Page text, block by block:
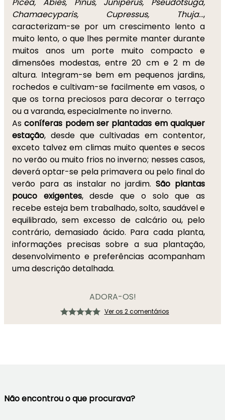
Chamaecyparis, Cupressus, Thuja...,
caracterizam-se por um crescimento lento a
muito lento, o que lhes permite manter durante
muitos anos um porte muito compacto e
dimensões modestas, entre 20 cm e 2 m de
altura. Integram-se bem em pequenos jardins,
rochedos e cultivam-se facilmente em vasos, o
que os torna preciosos para decorar o terraço
ou a varanda, especialmente no inverno.
Asconíferas podem ser plantadas em qualquer
estação, desde que cultivadas em contentor,
exceto talvez em climas muito quentes e secos
no verão ou muito frios no inverno; nesses casos,
deverá optar-se pela primavera ou pelo final do
verão para as instalar no jardim.São plantas
pouco exigentes, desde que o solo que as
recebe esteja bem trabalhado, solto, saudável e
equilibrado, sem excesso de calcário ou, pelo
contrário, demasiado ácido. Para cada planta,
informações precisas sobre a sua plantação,
desenvolvimento e preferências acompanham
uma descrição detalhada.
ADORA-OS!
Ver os 2 comentários
Não encontrou o que procurava?